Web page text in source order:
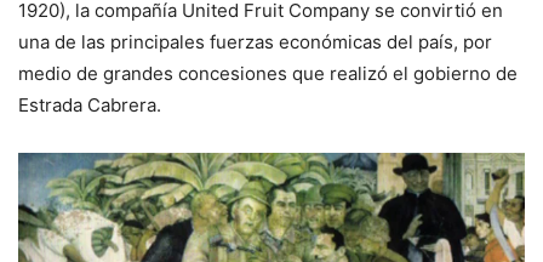
1920), la compañía United Fruit Company se convirtió en
una de las principales fuerzas económicas del país, por
medio de grandes concesiones que realizó el gobierno de
Estrada Cabrera.